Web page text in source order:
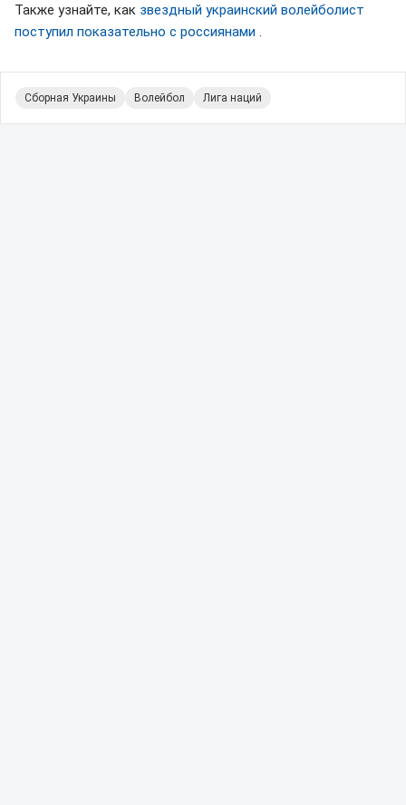
Также узнайте, как звездный украинский волейболист
поступил показательно с россиянами
Сборная Украины Волейбол Лига наций